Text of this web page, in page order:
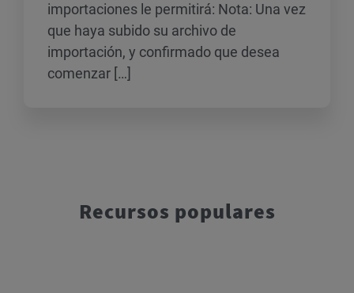
importaciones le permitirá: Nota: Una vez
que haya subido su archivo de
importación, y confirmado que desea
comenzar […]
Recursos populares